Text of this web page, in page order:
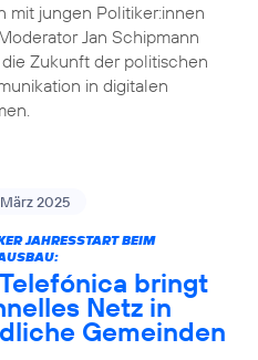
mit jungen Politiker:innen
Jan Schipmann
Zukunft der politischen
in digitalen
2025
JAHRESSTART BEIM
Telefónica bringt
Netz in
Gemeinden